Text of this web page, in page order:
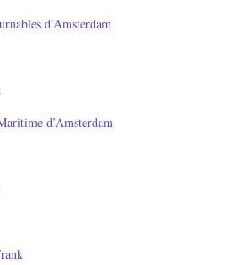
d’Amsterdam
d’Amsterdam